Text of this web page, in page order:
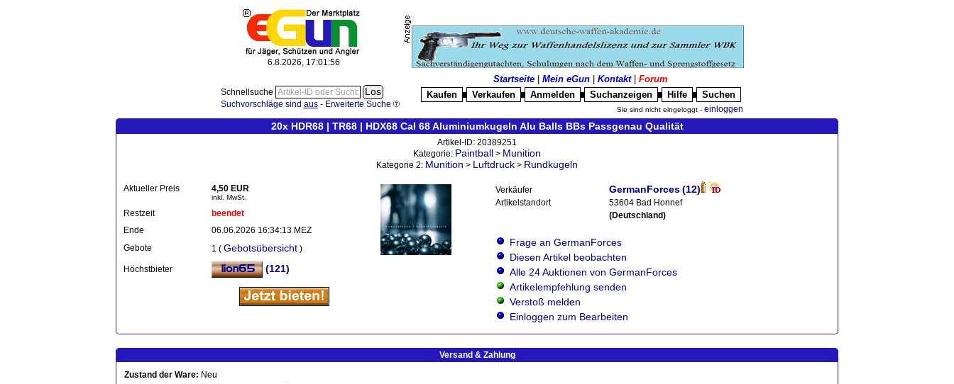
6.8.2026, 17:01:57
Schnellsuche
Suchvorschläge sind aus- Erweiterte Suche
Startseite Mein eGun Kontakt| Forum
Kaufen
Verkaufen Anmelden Suchanzeigen Hilfe Suchen
Sie sind nicht eingeloggt - einloggen
20x HDR68 | TR68 | HDX68 CaI 68 Aluminiumkugeln Alu Balls BBs Passgenau Qualität
Artikel-ID: 20389251
Kategorie: Paintball > Munition
Kategorie 2: Munition > Luftdruck > Rundkugeln
Aktueller Preis 4,50 EUR
inkl. MwSt.
Restzeit
beendet
Ende
06.06.2026 16:34:13 MEZ
Gebote
1 ( Gebotsübersicht )
Höchstbieter (121)
Verkäufer GermanForces(12)
Artikelstandort
53604 Bad Honnef
(Deutschland)
Frage an GermanForces
Diesen Artikel beobachten
Alle 24 Auktionen von GermanForces
Artikelempfehlung senden
Verstoß melden
Einloggen zum Bearbeiten
Versand & Zahlung
Zustand der Ware: Neu